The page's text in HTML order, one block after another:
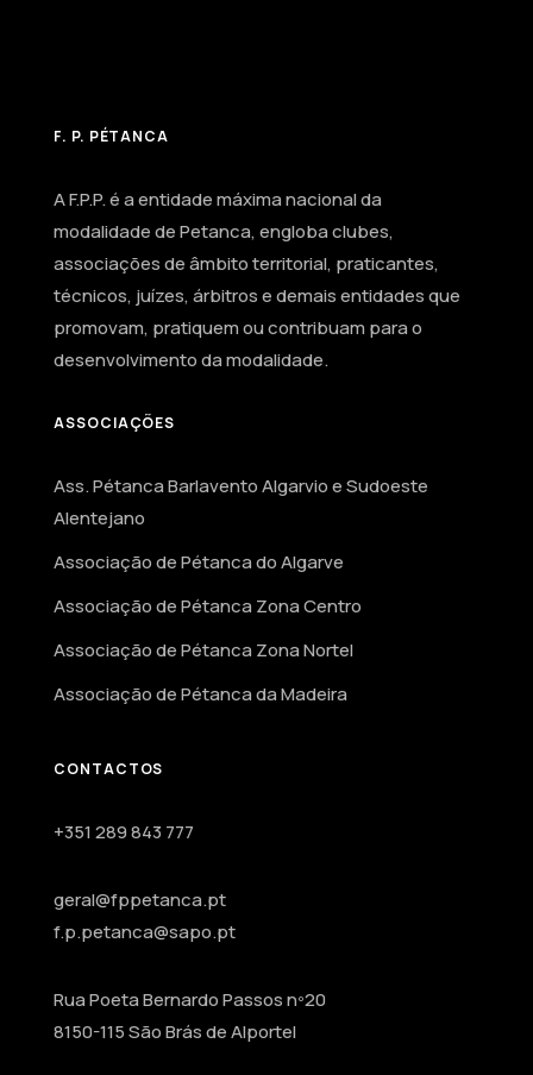
F. P. PÉTANCA
A F.P.P. é a entidade máxima nacional da
modalidade de Petanca, engloba clubes,
associações de âmbito territorial, praticantes,
técnicos, juízes, árbitros e demais entidades que
promovam, pratiquem ou contribuam para o
desenvolvimento da modalidade.
ASSOCIAÇÕES
Ass. Pétanca Barlavento Algarvio e Sudoeste
Alentejano
Associação de Pétanca do Algarve
Associação de Pétanca Zona Centro
Associação de Pétanca Zona Nortel
Associação de Pétanca da Madeira
CONTACTOS
+351 289 843 777
geral@fppetanca.pt
f.p.petanca@sapo.pt
Rua Poeta Bernardo Passos nº20
8150-115 São Brás de Alportel